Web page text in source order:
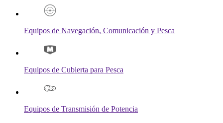
Equipos de Navegación, Comunicación y Pesca
Equipos de Cubierta para Pesca
Equipos de Transmisión de Potencia